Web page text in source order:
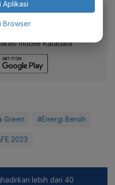
mobile Katadata.
Green #Energi Bersih
2023
lebih dari 40
Aplikasi
Browser